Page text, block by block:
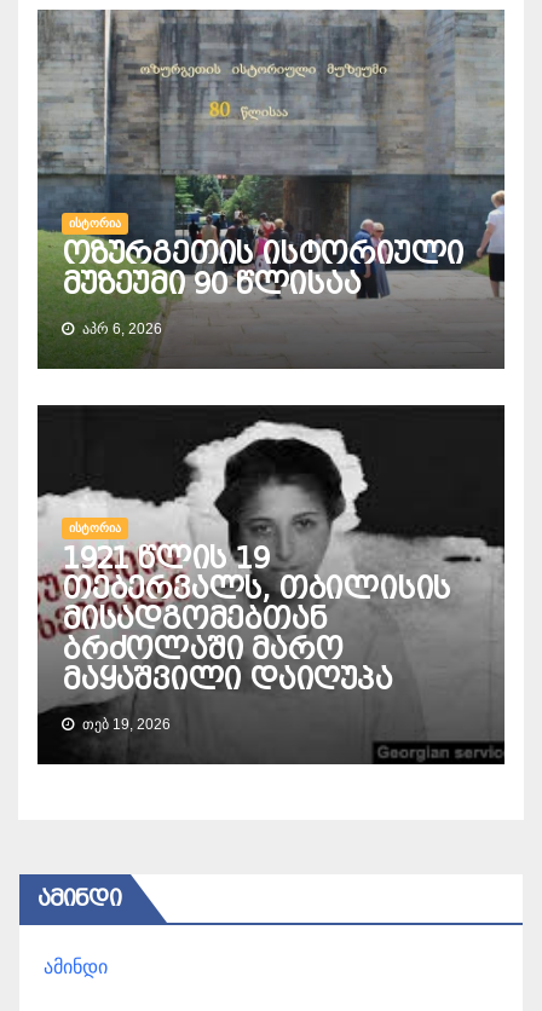
ᲘᲡᲢᲝᲠᲘᲐ
ოზურგეთის ისტორიული
მუზეუმი 90 წლისაა
ᲐᲞᲠ 6, 2026
ᲘᲡᲢᲝᲠᲘᲐ
1921 წლის 19
თებერვალს, თბილისის
მისადგომებთან
ბრძოლაში მარო
მაყაშვილი დაიღუპა
ᲗᲔᲑ 19, 2026
ᲐᲛᲘᲜᲓᲘ
ამინდი